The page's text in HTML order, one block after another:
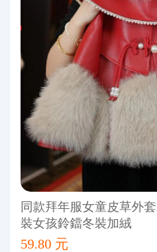
同款拜年服女童皮草外
裝女孩鈴鐺冬裝加絨
59.80 元